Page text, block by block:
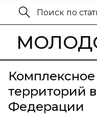
территорий
Федерации